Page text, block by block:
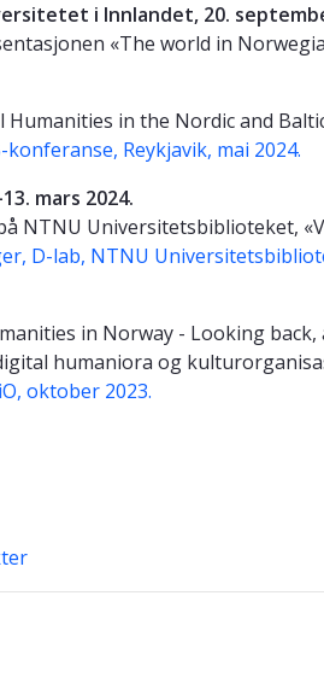
i Innlandet, 20.
«The world in
in the Nordic and
Reykjavik, mai 2024.
mars 2024.
NTNU Universitetsbiblioteket,
D-lab, NTNU
in Norway - Looking back,
humaniora og
oktober 2023.